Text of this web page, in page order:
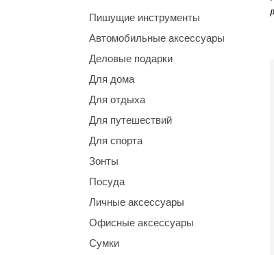
Пишущие инструменты
Автомобильные аксессуары
Деловые подарки
Для дома
Для отдыха
Для путешествий
Для спорта
Зонты
Посуда
Личные аксессуары
Офисные аксессуары
Сумки